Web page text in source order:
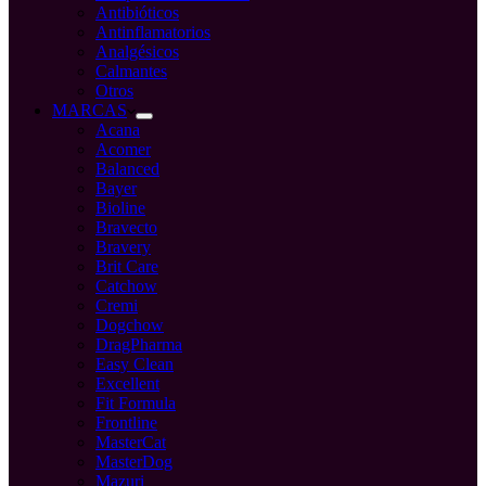
Antibióticos
Antinflamatorios
Analgésicos
Calmantes
Otros
MARCAS
Acana
Acomer
Balanced
Bayer
Bioline
Bravecto
Bravery
Brit Care
Catchow
Cremi
Dogchow
DragPharma
Easy Clean
Excellent
Fit Formula
Frontline
MasterCat
MasterDog
Mazuri